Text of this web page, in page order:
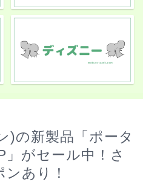
)の新製品「ポータ
がセール中！さ
あり！